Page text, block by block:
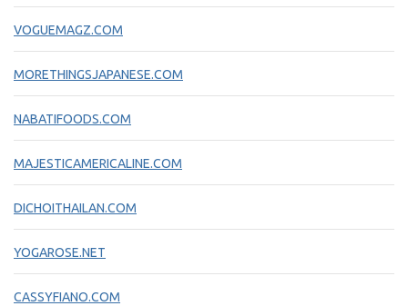
VOGUEMAGZ.COM
MORETHINGSJAPANESE.COM
NABATIFOODS.COM
MAJESTICAMERICALINE.COM
DICHOITHAILAN.COM
YOGAROSE.NET
CASSYFIANO.COM